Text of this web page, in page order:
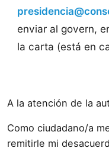
enviar al govern,
la carta (está en
A la atención de la
Como ciudadano/a
remitirle mi